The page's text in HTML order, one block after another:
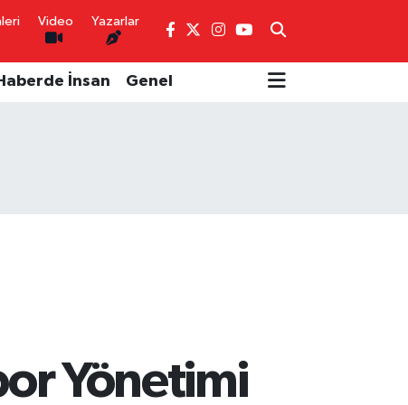
Video Yazarlar
İnsan Genel
Yönetimi